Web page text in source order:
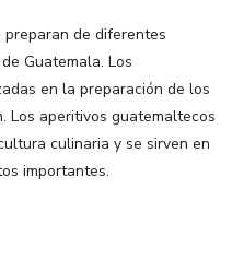
de diferentes
Guatemala. Los
en la preparación de los
Los aperitivos guatemaltecos
culinaria y se sirven en
importantes.